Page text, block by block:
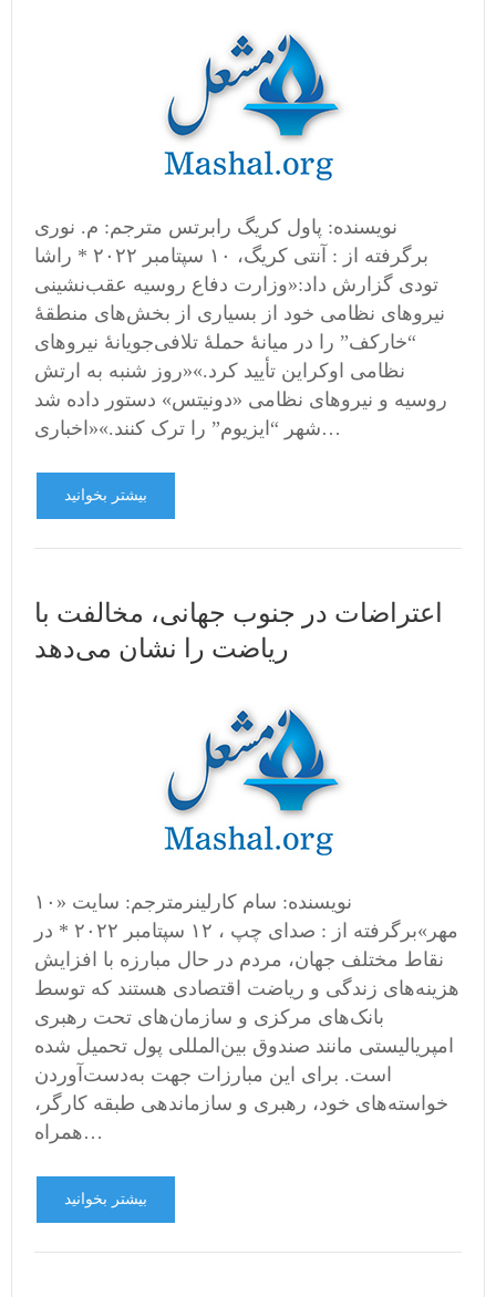
نویسنده: پاول کریگ رابرتس مترجم: م. نوری
برگرفته از : آنتی کریگ، ۱۰ سپتامبر ۲۰۲۲ * راشا
تودی گزارش داد:«وزارت دفاع روسیه عقب‌نشینی
نیروهای نظامی‌ خود از بسیاری از بخش‌های منطقۀ
“خارکف” را در میانۀ حملۀ تلافی‌جویانۀ نیروهای
نظامی‌ اوکراین تأیید کرد.»«روز شنبه به ارتش
روسیه و نیروهای نظامی «دونیتس» دستور داده شد
شهر “ایزیوم” را ترک کنند.»«اخباری…
بیشتر بخوانید
اعتراضات در جنوب جهانی، مخالفت با
ریاضت را نشان می‌دهد
نویسنده: سام کارلینرمترجم: سایت «۱۰
مهر»برگرفته از : صدای چپ ، ۱۲ سپتامبر ۲۰۲۲ * در
نقاط مختلف جهان، مردم در حال مبارزه با افزایش
هزینه‌های زندگی و ریاضت اقتصادی هستند که توسط
بانک‌های مرکزی و سازمان‌های تحت رهبری
امپریالیستی مانند صندوق بین‌المللی پول تحمیل شده
است. برای این مبارزات جهت به‌دست‌آوردن
خواسته‌های خود، رهبری و سازماندهی طبقه کارگر،
همراه…
بیشتر بخوانید